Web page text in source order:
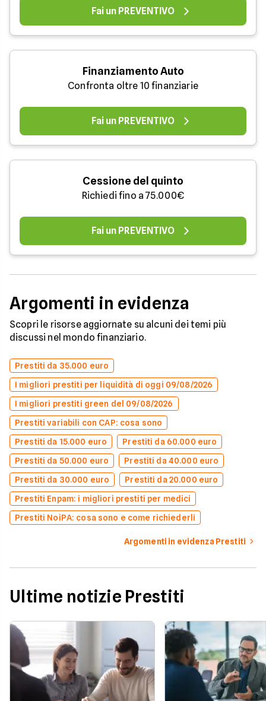
Fai un PREVENTIVO
Finanziamento Auto
Confronta oltre 10 finanziarie
Fai un PREVENTIVO
Cessione del quinto
Richiedi fino a 75.000€
Fai un PREVENTIVO
Argomenti in evidenza
Scopri le risorse aggiornate su alcuni dei temi più
discussi nel mondo finanziario.
Prestiti da 35.000 euro
I migliori prestiti per liquidità di oggi 09/08/2026
I migliori prestiti green del 09/08/2026
Prestiti variabili con CAP: cosa sono
Prestiti da 15.000 euro
Prestiti da 60.000 euro
Prestiti da 50.000 euro
Prestiti da 40.000 euro
Prestiti da 30.000 euro
Prestiti da 20.000 euro
Prestiti Enpam: i migliori prestiti per medici
Prestiti NoiPA: cosa sono e come richiederli
Argomenti in evidenza Prestiti
Ultime notizie Prestiti